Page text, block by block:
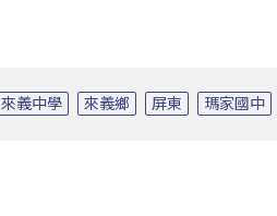
來義中學 來義鄉 屏東 瑪家國中